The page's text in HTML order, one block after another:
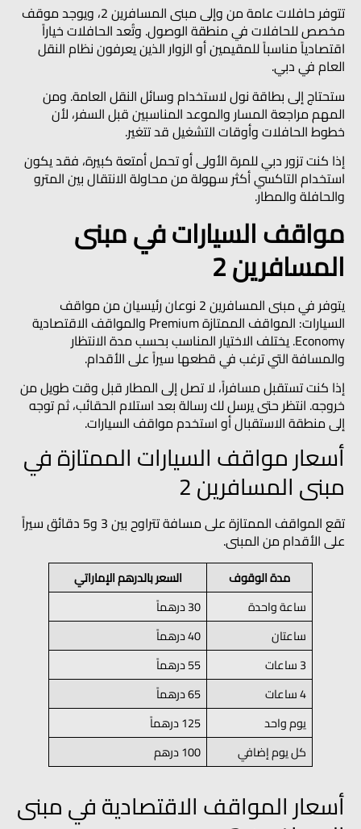
تتوفر حافلات عامة من وإلى مبنى المسافرين 2، ويوجد موقف
مخصص للحافلات في منطقة الوصول. وتُعد الحافلات خياراً
اقتصادياً مناسباً للمقيمين أو الزوار الذين يعرفون نظام النقل
العام في دبي.
ستحتاج إلى بطاقة نول لاستخدام وسائل النقل العامة. ومن
المهم مراجعة المسار والموعد المناسبين قبل السفر، لأن
خطوط الحافلات وأوقات التشغيل قد تتغير.
إذا كنت تزور دبي للمرة الأولى أو تحمل أمتعة كبيرة، فقد يكون
استخدام التاكسي أكثر سهولة من محاولة الانتقال بين المترو
والحافلة والمطار.
مواقف السيارات في مبنى
المسافرين 2
يتوفر في مبنى المسافرين 2 نوعان رئيسيان من مواقف
السيارات: المواقف الممتازةPremium والمواقف الاقتصادية
Economy. يختلف الاختيار المناسب بحسب مدة الانتظار
والمسافة التي ترغب في قطعها سيراً على الأقدام.
إذا كنت تستقبل مسافراً، لا تصل إلى المطار قبل وقت طويل من
خروجه. انتظر حتى يرسل لك رسالة بعد استلام الحقائب، ثم توجه
إلى منطقة الاستقبال أو استخدم مواقف السيارات.
أسعار مواقف السيارات الممتازة في
مبنى المسافرين 2
تقع المواقف الممتازة على مسافة تتراوح بين 3 و5 دقائق سيراً
على الأقدام من المبنى.
مدة الوقوف
السعر بالدرهم الإماراتي
ساعة واحدة
30 درهماً
ساعتان
40 درهماً
3 ساعات
55 درهماً
4 ساعات
65 درهماً
يوم واحد
125 درهماً
كل يوم إضافي
100 درهم
أسعار المواقف الاقتصادية في مبنى